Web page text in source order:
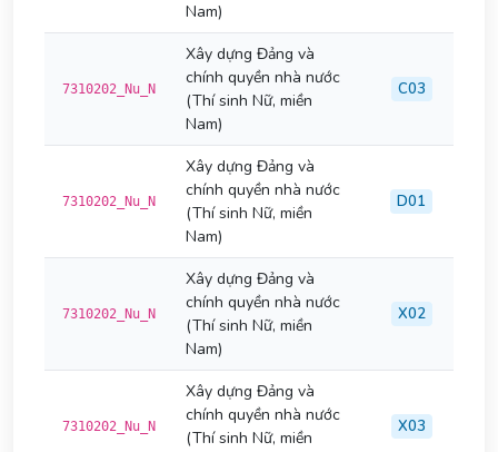
Nam)
7310202_Nu_N
Xây dựng Đảng và
chính quyền nhà nước
(Thí sinh Nữ, miền
Nam)
C03
7310202_Nu_N
Xây dựng Đảng và
chính quyền nhà nước
(Thí sinh Nữ, miền
Nam)
D01
7310202_Nu_N
Xây dựng Đảng và
chính quyền nhà nước
(Thí sinh Nữ, miền
Nam)
X02
7310202_Nu_N
Xây dựng Đảng và
chính quyền nhà nước
(Thí sinh Nữ, miền
X03